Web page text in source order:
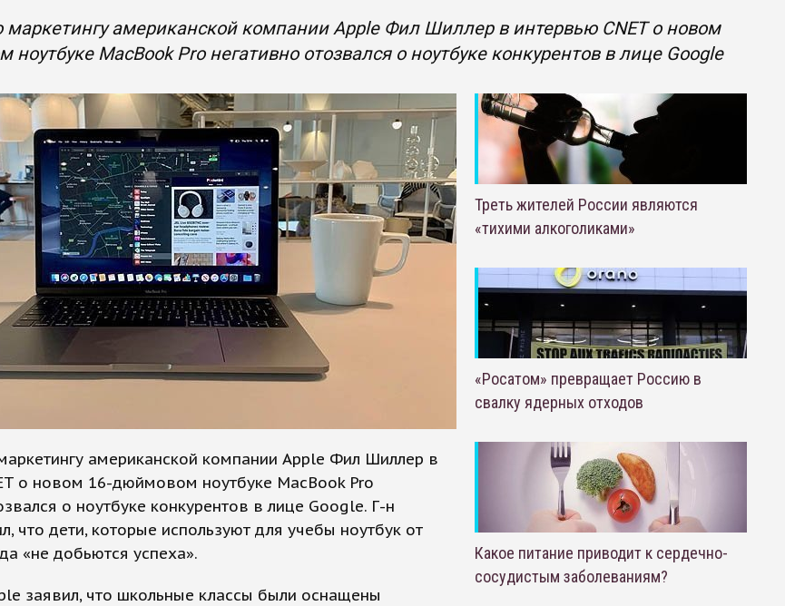
маркетингу американской компании Apple Фил Шиллер в интервью CNET о новом
ноутбуке MacBook Pro негативно отозвался о ноутбуке конкурентов в лице Google
американской компании Apple Фил Шиллер в
о новом 16-дюймовом ноутбуке MacBook Pro
о ноутбуке конкурентов в лице Google. Г-н
что дети, которые используют для учебы ноутбук от
«не добьются успеха».
заявил, что школьные классы были оснащены
Треть жителей России являются
«тихими алкоголиками»
«Росатом» превращает Россию в
свалку ядерных отходов
Какое питание приводит к сердечно-
сосудистым заболеваниям?